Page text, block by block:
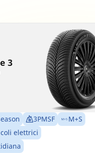
3
3PMSF
M+S
elettrici